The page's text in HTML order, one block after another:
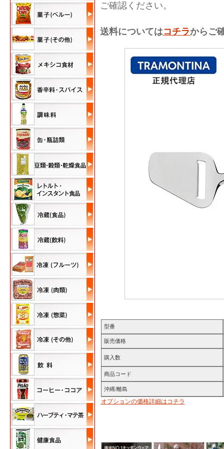
ご確認ください。
送料についてはコチラからご
型番
販売価格
購入数
商品コード
沖縄/離島
オプションの価格詳細はコチラ